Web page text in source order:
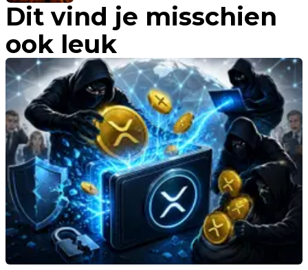
Dit vind je misschien
ook leuk